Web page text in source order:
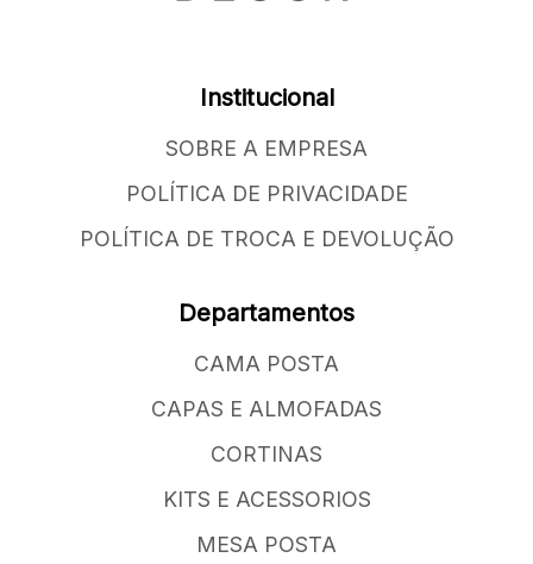
Institucional
SOBRE A EMPRESA
POLÍTICA DE PRIVACIDADE
POLÍTICA DE TROCA E DEVOLUÇÃO
Departamentos
CAMA POSTA
CAPAS E ALMOFADAS
CORTINAS
KITS E ACESSORIOS
MESA POSTA